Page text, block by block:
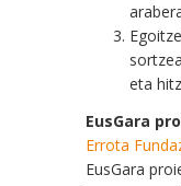
eta
EusGara
Errota
EusGara